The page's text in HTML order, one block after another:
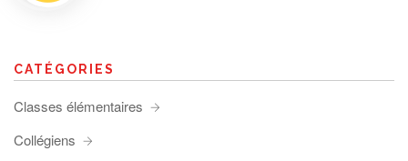
CATÉGORIES
Classes élémentaires
Collégiens